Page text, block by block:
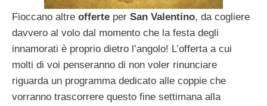
Fioccano altre offerte per San Valentino, da cogliere
davvero al volo dal momento che la festa degli
innamorati è proprio dietro l’angolo! L’offerta a cui
molti di voi penseranno di non voler rinunciare
riguarda un programma dedicato alle coppie che
vorranno trascorrere questo fine settimana alla